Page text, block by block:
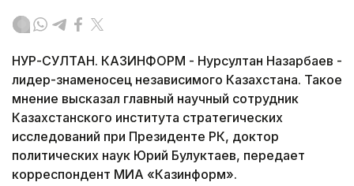
НУР-СУЛТАН. КАЗИНФОРМ - Нурсултан Назарбаев -
лидер-знаменосец независимого Казахстана. Такое
мнение высказал главный научный сотрудник
Казахстанского института стратегических
исследований при Президенте РК, доктор
политических наук Юрий Булуктаев, передает
корреспондент МИА «Казинформ».